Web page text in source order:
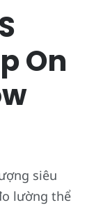
On
siêu
lường thể